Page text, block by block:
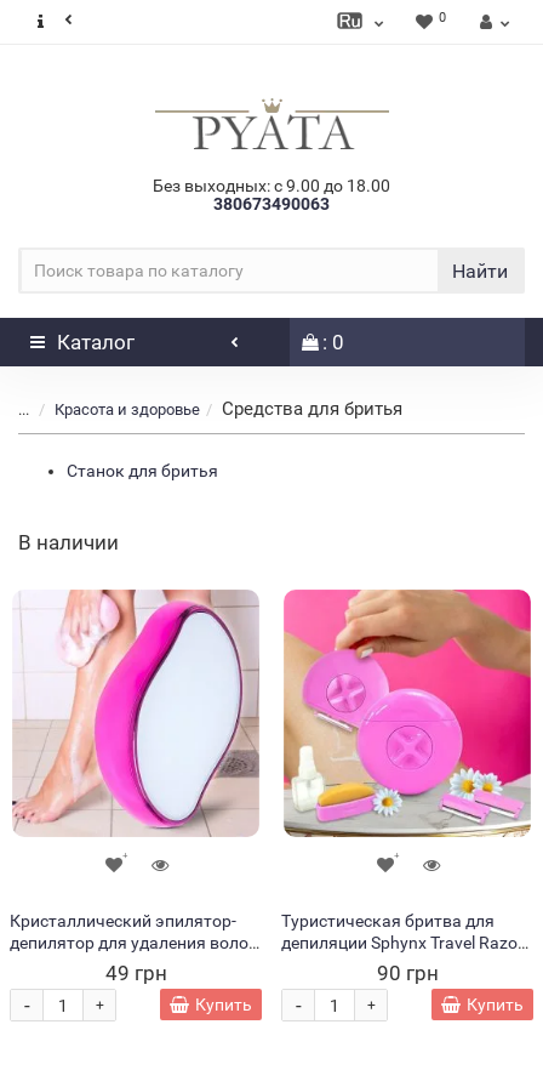
0
Без выходных: с 9.00 до 18.00
380673490063
Найти
Каталог : 0
... Красота и здоровье Средства для бритья
Станок для бритья
В наличии
Кристаллический эпилятор-
депилятор для удаления волос
Hair Remover Розовый (205)
49 грн
+
- Купить
Туристическая бритва для
депиляции Sphynx Travel Razor
90 грн
+
- Купить